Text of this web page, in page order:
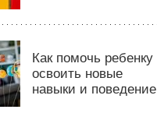
Как помочь ребенку
освоить новые
навыки и поведение